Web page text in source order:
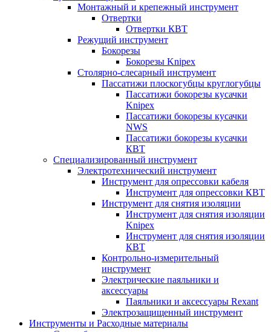
Монтажный и крепежный инструмент
Отвертки
Отвертки КВТ
Режущий инструмент
Бокорезы
Бокорезы Knipex
Столярно-слесарный инструмент
Пассатижи плоскогубцы круглогубцы
Пассатижи бокорезы кусачки
Knipex
Пассатижи бокорезы кусачки
NWS
Пассатижи бокорезы кусачки
КВТ
Специализированный инструмент
Электротехнический инструмент
Инструмент для опрессовки кабеля
Инструмент для опрессовки КВТ
Инструмент для снятия изоляции
Инструмент для снятия изоляции
Knipex
Инструмент для снятия изоляции
КВТ
Контрольно-измерительный
инструмент
Электрические паяльники и
аксессуары
Паяльники и аксессуары Rexant
Электрозащищенный инструмент
Инструменты и Расходные материалы